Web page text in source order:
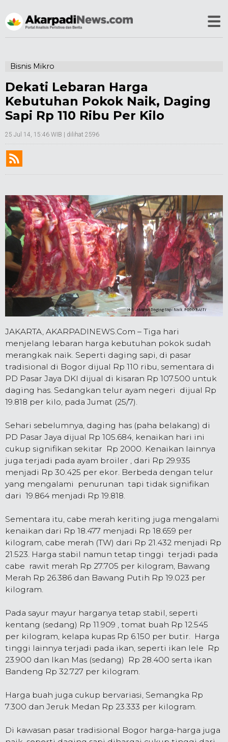
Bisnis Mikro
Dekati Lebaran Harga
Kebutuhan Pokok Naik, Daging
Sapi Rp 110 Ribu Per Kilo
25 Jul 14, 15:46 WIB | dilihat 2596
JAKARTA, AKARPADINEWS.Com – Tiga hari
menjelang lebaran harga kebutuhan pokok sudah
merangkak naik. Seperti daging sapi, di pasar
tradisional di Bogor dijual Rp 110 ribu, sementara di
PD Pasar Jaya DKI dijual di kisaran Rp 107.500 untuk
daging has. Sedangkan telur ayam negeri dijual Rp
19.818 per kilo, pada Jumat (25/7).
Sehari sebelumnya, daging has (paha belakang) di
PD Pasar Jaya dijual Rp 105.684, kenaikan hari ini
cukup signifikan sekitar Rp 2000. Kenaikan lainnya
juga terjadi pada ayam broiler , dari Rp 29.935
menjadi Rp 30.425 per ekor. Berbeda dengan telur
yang mengalami penurunan tapi tidak signifikan
dari 19.864 menjadi Rp 19.818.
Sementara itu, cabe merah keriting juga mengalami
kenaikan dari Rp 18.477 menjadi Rp 18.659 per
kilogram, cabe merah (TW) dari Rp 21.432 menjadi Rp
21.523. Harga stabil namun tetap tinggi terjadi pada
cabe rawit merah Rp 27.705 per kilogram, Bawang
Merah Rp 26.386 dan Bawang Putih Rp 19.023 per
kilogram.
Pada sayur mayur harganya tetap stabil, seperti
kentang (sedang) Rp 11.909 , tomat buah Rp 12.545
per kilogram, kelapa kupas Rp 6.150 per butir. Harga
tinggi lainnya terjadi pada ikan, seperti ikan lele Rp
23.900 dan Ikan Mas (sedang) Rp 28.400 serta ikan
Bandeng Rp 32.727 per kilogram.
Harga buah juga cukup bervariasi, Semangka Rp
7.300 dan Jeruk Medan Rp 23.333 per kilogram.
Di kawasan pasar tradisional Bogor harga-harga juga